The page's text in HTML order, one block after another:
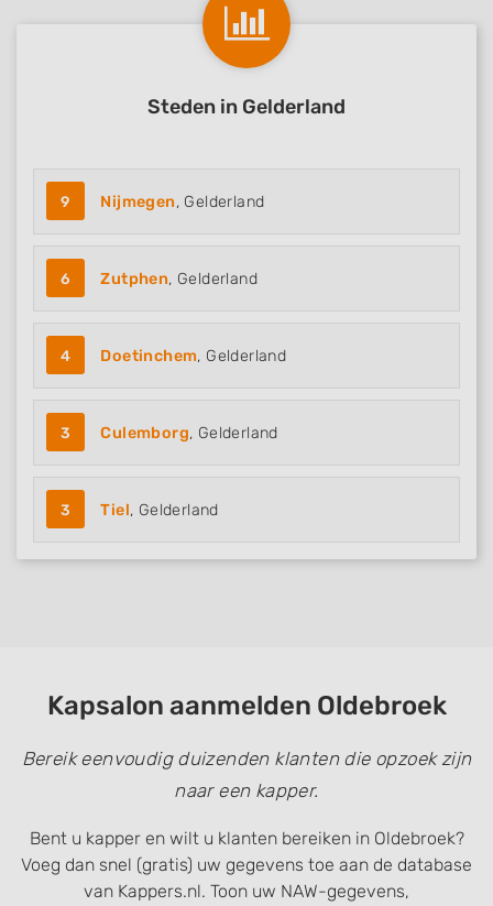
Steden in Gelderland
9 Nijmegen, Gelderland
6 Zutphen, Gelderland
4 Doetinchem, Gelderland
3 Culemborg, Gelderland
3 Tiel, Gelderland
Kapsalon aanmelden Oldebroek
Bereik eenvoudig duizenden klanten die opzoek zijn
naar een kapper.
Bent u kapper en wilt u klanten bereiken in Oldebroek?
Voeg dan snel (gratis) uw gegevens toe aan de database
van Kappers.nl. Toon uw NAW-gegevens,